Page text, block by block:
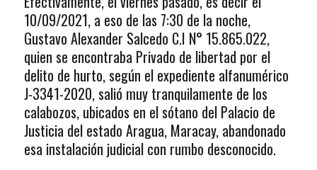
10/09/2021, a eso de las 7:30 de la noche,
Gustavo Alexander Salcedo C.I N° 15.865.022,
quien se encontraba Privado de libertad por el
delito de hurto, según el expediente alfanumérico
J-3341-2020, salió muy tranquilamente de los
calabozos, ubicados en el sótano del Palacio de
Justicia del estado Aragua, Maracay, abandonado
esa instalación judicial con rumbo desconocido.